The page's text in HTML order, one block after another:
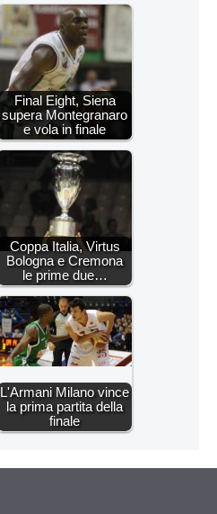
Final Eight, Siena
supera Montegranaro
e vola in finale
Coppa Italia, Virtus
Bologna e Cremona
le prime due…
L'Armani Milano vince
la prima partita della
finale